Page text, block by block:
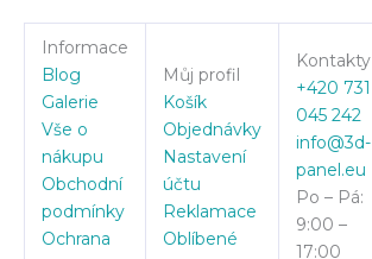
Informace
Blog
Galerie
Vše o
nákupu
Obchodní
podmínky
Ochrana
Můj profil
Košík
Objednávky
Nastavení
účtu
Reklamace
Oblíbené
Kontakty
+420 731
045 242
info@3d-
panel.eu
Po – Pá:
9:00 –
17:00